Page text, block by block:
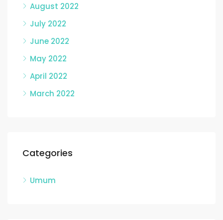
August 2022
July 2022
June 2022
May 2022
April 2022
March 2022
Categories
Umum